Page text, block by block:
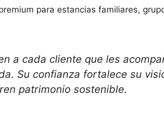
para estancias familiares,
a cada cliente que les
Su confianza fortalece su
patrimonio sostenible.